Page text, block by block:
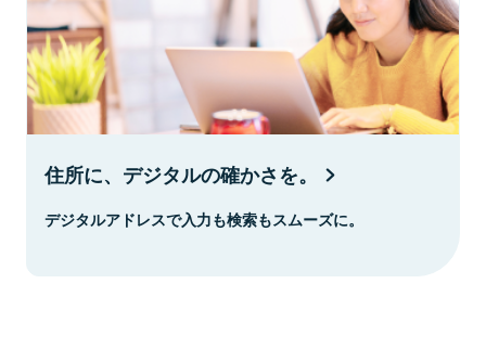
住所に、デジタルの確かさを。
デジタルアドレスで入力も検索もスムーズに。